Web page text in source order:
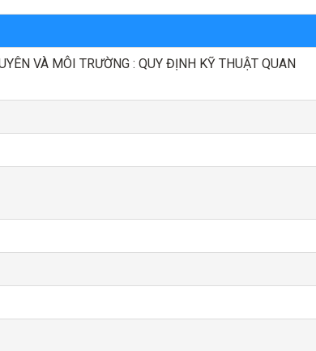
VÀ MÔI TRƯỜNG : QUY ĐỊNH KỸ THUẬT QUAN